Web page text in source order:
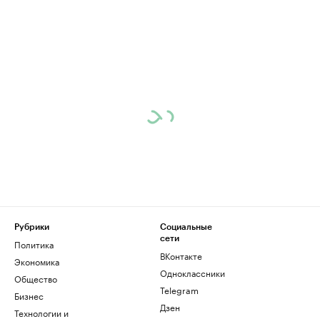
Рубрики
Политика
Экономика
Общество
Бизнес
Технологии и
Социальные
сети
ВКонтакте
Одноклассники
Telegram
Дзен